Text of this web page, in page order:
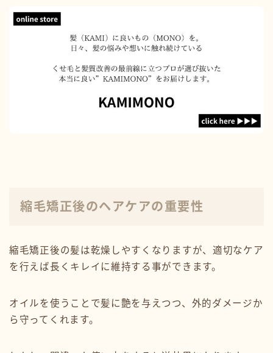
縮毛矯正後のヘアケアの重要性
縮毛矯正後の髪は乾燥しやすくなりますが、適切なケア
を行えば長くキレイに維持する事ができます。
オイルを使うことで髪に艶を与えつつ、外的ダメージか
ら守ってくれます。